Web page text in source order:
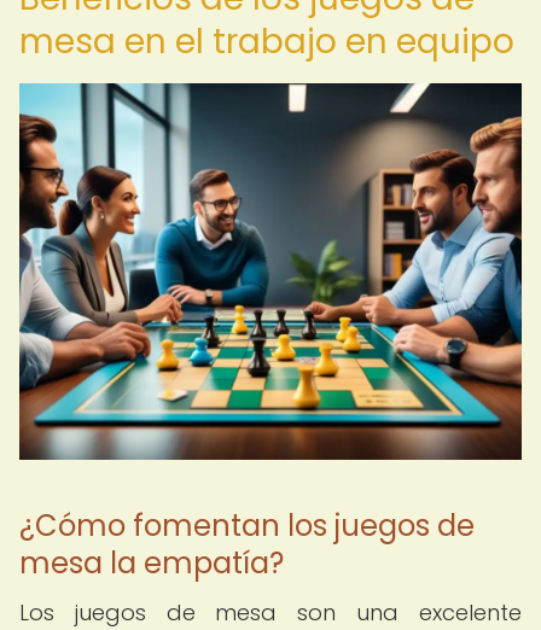
mesa en el trabajo en equipo
¿Cómo fomentan los juegos de
mesa la empatía?
Los juegos de mesa son una excelente